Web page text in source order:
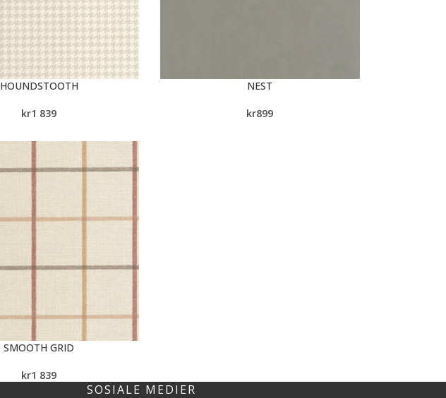
HOUNDSTOOTH
kr1 839
NEST
kr899
SMOOTH GRID
kr1 839
SOSIALE MEDIER